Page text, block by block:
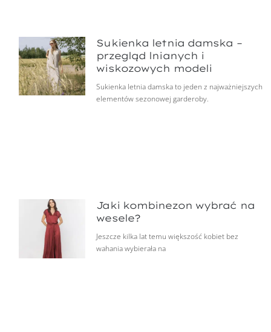
Sukienka letnia damska –
przegląd lnianych i
wiskozowych modeli
Sukienka letnia damska to jeden z najważniejszych
elementów sezonowej garderoby.
Jaki kombinezon wybrać na
wesele?
Jeszcze kilka lat temu większość kobiet bez
wahania wybierała na